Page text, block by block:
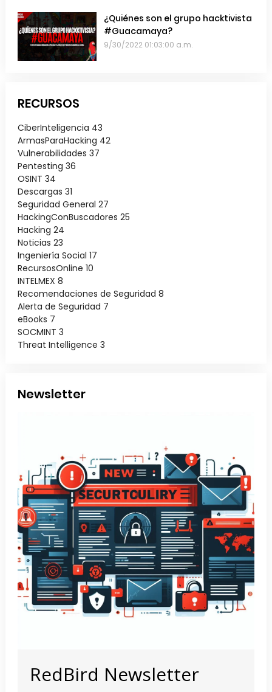
¿Quiénes son el grupo hacktivista
#Guacamaya?
9/30/2022 01:03:00 a.m.
RECURSOS
CiberInteligencia 43
ArmasParaHacking 42
Vulnerabilidades 37
Pentesting 36
OSINT 34
Descargas 31
Seguridad General 27
HackingConBuscadores 25
Hacking 24
Noticias 23
Ingeniería Social 17
RecursosOnline 10
INTELMEX 8
Recomendaciones de Seguridad 8
Alerta de Seguridad 7
eBooks 7
SOCMINT 3
Threat Intelligence 3
Newsletter
RedBird Newsletter